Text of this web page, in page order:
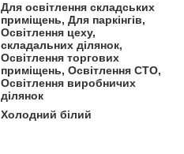
Для освітлення складських
приміщень, Для паркінгів,
Освітлення цеху,
складальних ділянок,
Освітлення торгових
приміщень, Освітлення СТО,
Освітлення виробничих
ділянок
Холодний білий